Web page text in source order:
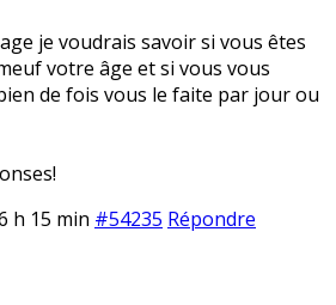
je voudrais savoir si vous êtes
votre âge et si vous vous
de fois vous le faite par jour ou
h 15 min #54235 Répondre